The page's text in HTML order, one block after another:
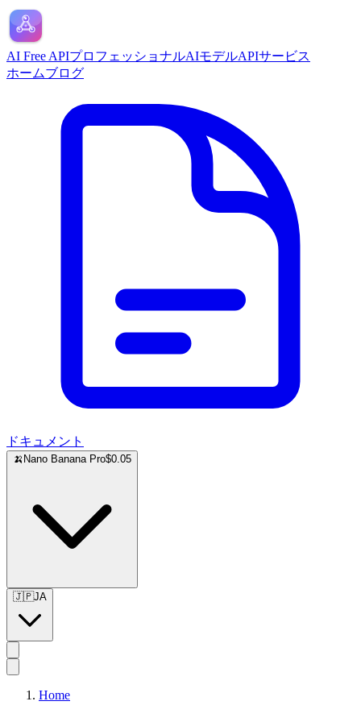
AI Free APIプロフェッショナルAIモデルAPIサービス
ホームブログ
ドキュメント
🍌 Nano Banana Pro$0.05
🇯🇵JA
Home